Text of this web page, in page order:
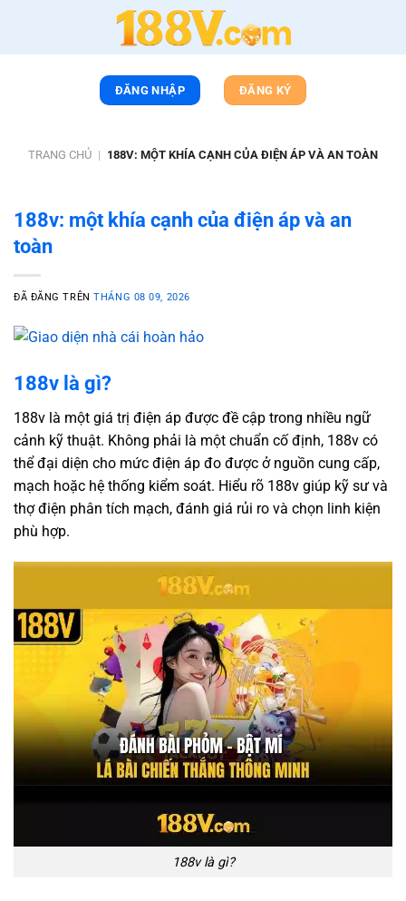
nội
ĐĂNG NHẬP ĐĂNG KÝ
TRANG CHỦ | 188V: MỘT KHÍA CẠNH CỦA ĐIỆN ÁP VÀ AN TOÀN
188v: một khía cạnh của điện áp và an
toàn
ĐÃ ĐĂNG TRÊNTHÁNG 08 09, 2026
188v là gì?
188v là một giá trị điện áp được đề cập trong nhiều ngữ
cảnh kỹ thuật. Không phải là một chuẩn cố định, 188v có
thể đại diện cho mức điện áp đo được ở nguồn cung cấp,
mạch hoặc hệ thống kiểm soát. Hiểu rõ 188v giúp kỹ sư và
thợ điện phân tích mạch, đánh giá rủi ro và chọn linh kiện
phù hợp.
188v là gì?